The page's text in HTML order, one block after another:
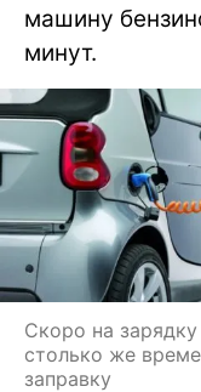
машину
минут.
Скоро на
столько же
заправку